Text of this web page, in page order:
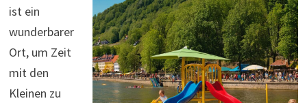
ist ein
wunderbarer
Ort, um Zeit
mit den
Kleinen zu